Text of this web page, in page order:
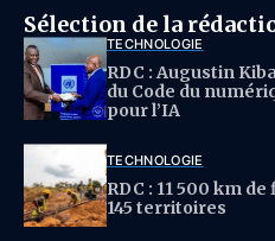
Sélection de la
TECHNOLOGIE
RDC : Augustin
du Code du
pour l’IA
TECHNOLOGIE
RDC : 11 500 km
145 territoires